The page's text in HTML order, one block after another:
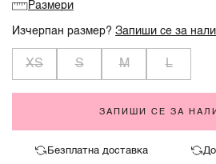
Размери
Изчерпан размер?Запиши се за
XS S M L
ЗАПИШИ СЕ ЗА
Безплатна доставка